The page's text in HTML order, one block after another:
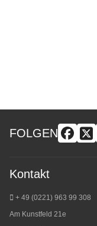
FOLGEN
Kontakt
+ 49 (0221) 963 99 308
Am Kunstfeld 21e